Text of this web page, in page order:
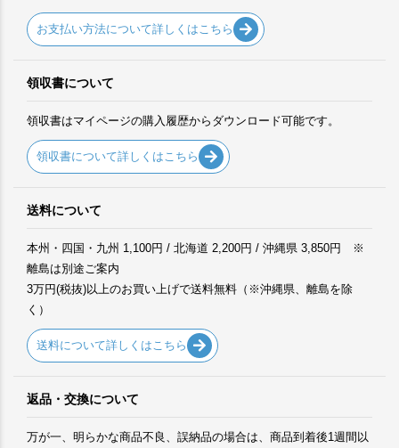
お支払い方法について詳しくはこちら
領収書について
領収書はマイページの購入履歴からダウンロード可能です。
領収書について詳しくはこちら
送料について
本州・四国・九州 1,100円 / 北海道 2,200円 / 沖縄県 3,850円 ※
離島は別途ご案内
3万円(税抜)以上のお買い上げで送料無料（※沖縄県、離島を除
く）
送料について詳しくはこちら
返品・交換について
万が一、明らかな商品不良、誤納品の場合は、商品到着後1週間以